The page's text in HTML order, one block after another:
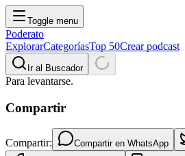
Toggle menu
Poderato
ExplorarCategoríasTop 50Crear podcast
Ir al Buscador
Para levantarse.
Compartir
Compartir: Compartir en WhatsApp